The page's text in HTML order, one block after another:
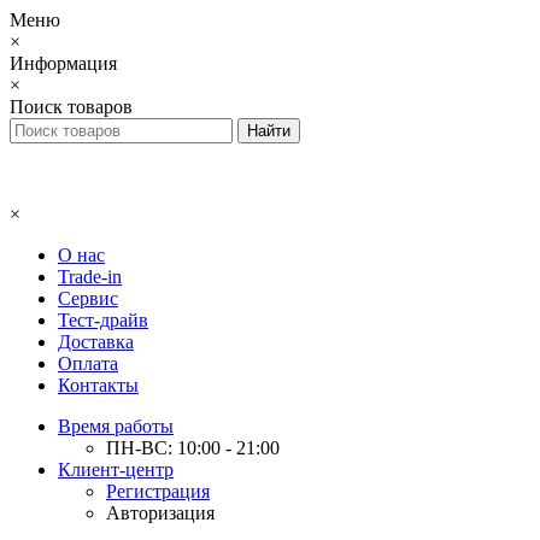
Меню
×
Информация
×
Поиск товаров
×
О нас
Trade-in
Сервис
Тест-драйв
Доставка
Оплата
Контакты
Время работы
ПН-ВС: 10:00 - 21:00
Клиент-центр
Регистрация
Авторизация